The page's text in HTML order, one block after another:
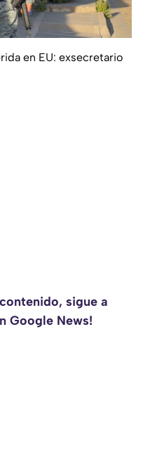
en EU: exsecretario
sigue a
Google News!